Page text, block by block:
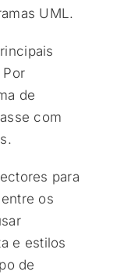
UML.
Por
de
com
para
os
e estilos
de